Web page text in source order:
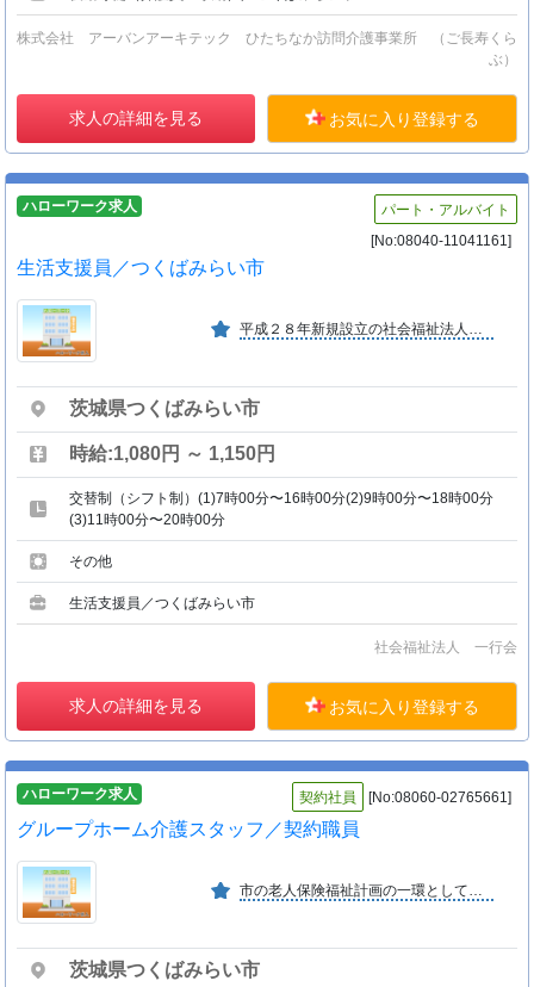
株式会社 アーバンアーキテック ひたちなか訪問介護事業所 （ご長寿くら
ぶ）
求人の詳細を見る お気に入り登録する
ハローワーク求人
パート・アルバイト
[No:08040-11041161]
生活支援員／つくばみらい市
茨城県つくばみらい市
時給:1,080円 ～ 1,150円
交替制（シフト制）(1)7時00分〜16時00分(2)9時00分〜18時00分
(3)11時00分〜20時00分
その他
生活支援員／つくばみらい市
社会福祉法人 一行会
求人の詳細を見る お気に入り登録する
ハローワーク求人 契約社員 [No:08060-02765661]
グループホーム介護スタッフ／契約職員
茨城県つくばみらい市